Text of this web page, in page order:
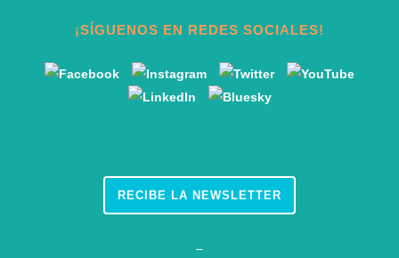
¡SÍGUENOS EN REDES SOCIALES!
RECIBE LA NEWSLETTER
–